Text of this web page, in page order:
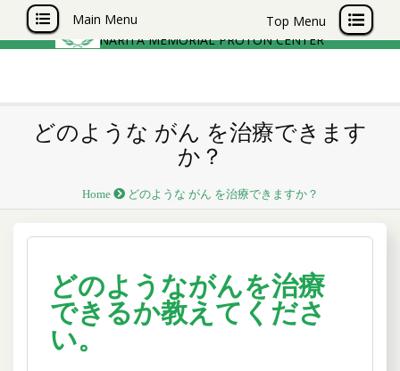
Main Menu Top Menu
成田記念陽子線センター
NARITA MEMORIAL PROTON CENTER
どのような がん を治療できます
か？
Home どのような がん を治療できますか？
どのようながんを治療
できるか教えてくださ
い。